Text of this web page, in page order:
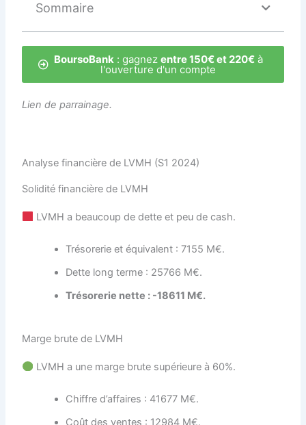
Sommaire
BoursoBank: gagnez entre 150€ et 220€à
l'ouverture d'un compte
Lien de parrainage.
Analyse financière de LVMH (S1 2024)
Solidité financière de LVMH
LVMH a beaucoup de dette et peu de cash.
Trésorerie et équivalent : 7155 M€.
Dette long terme : 25766 M€.
Trésorerie nette : -18611 M€.
Marge brute de LVMH
LVMH a une marge brute supérieure à 60%.
Chiffre d’affaires : 41677 M€.
Coût des ventes : 12984 M€.